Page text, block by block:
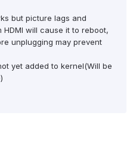
but picture lags and
will cause it to reboot,
unplugging may prevent
yet added to kernel(Will be